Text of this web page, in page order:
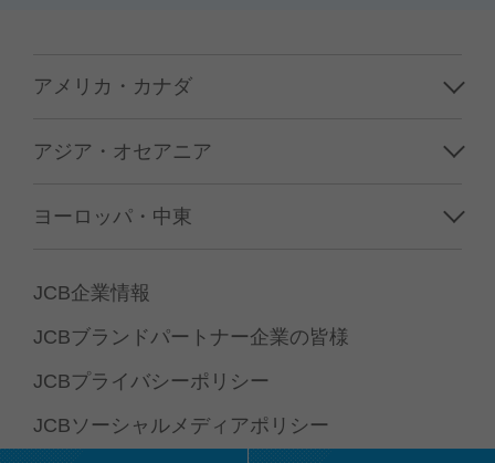
アメリカ・カナダ
ハワイ
カナダ
アジア・オセアニア
韓国
香港／マカオ
中国
タイ
シンガポール
ヨーロッパ・中東
JCB企業情報
JCBブランドパートナー企業の皆様
JCBプライバシーポリシー
JCBソーシャルメディアポリシー